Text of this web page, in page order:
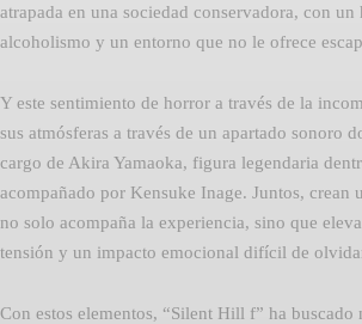
atrapada en una sociedad conservadora, con
alcoholismo y un entorno que no le ofrece
Y este sentimiento de horror a través de la
sus atmósferas a través de un apartado sonoro
cargo de Akira Yamaoka, figura legendaria
acompañado por Kensuke Inage. Juntos, crean
no solo acompaña la experiencia, sino que
tensión y un impacto emocional difícil de
Con estos elementos, “Silent Hill f” ha buscado